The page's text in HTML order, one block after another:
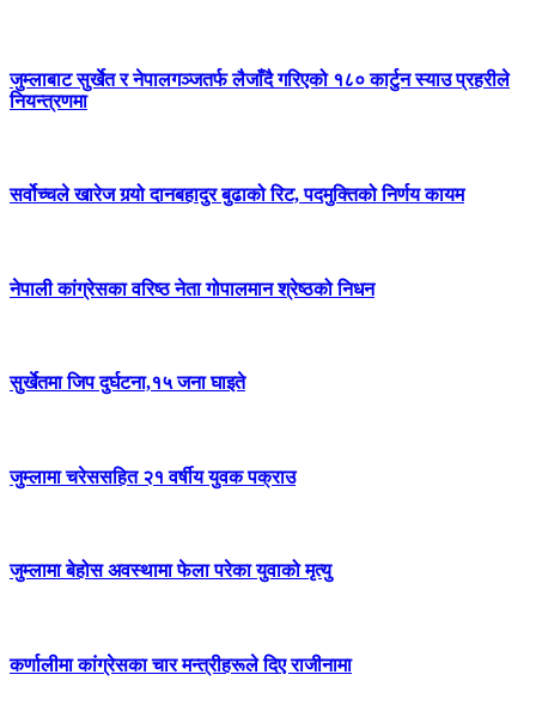
जुम्लाबाट सुर्खेत र नेपालगञ्जतर्फ लैजाँदै गरिएको १८० कार्टुन स्याउ प्रहरीले
नियन्त्रणमा
सर्वोच्चले खारेज गर्‍यो दानबहादुर बुढाको रिट, पदमुक्तिको निर्णय कायम
नेपाली कांग्रेसका वरिष्ठ नेता गोपालमान श्रेष्ठको निधन
सुर्खेतमा जिप दुर्घटना,१५ जना घाइते
जुम्लामा चरेससहित २१ वर्षीय युवक पक्राउ
जुम्लामा बेहोस अवस्थामा फेला परेका युवाको मृत्यु
कर्णालीमा कांग्रेसका चार मन्त्रीहरूले दिए राजीनामा